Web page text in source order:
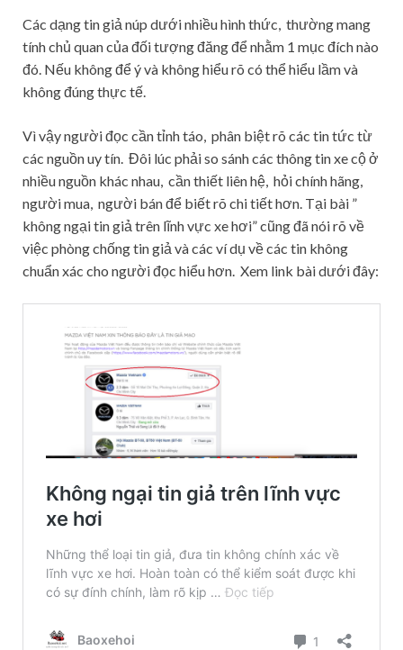
Các dạng tin giả núp dưới nhiều hình thức, thường mang
tính chủ quan của đối tượng đăng để nhằm 1 mục đích nào
đó. Nếu không để ý và không hiểu rõ có thể hiểu lầm và
không đúng thực tế.
Vì vậy người đọc cần tỉnh táo, phân biệt rõ các tin tức từ
các nguồn uy tín. Đôi lúc phải so sánh các thông tin xe cộ ở
nhiều nguồn khác nhau, cần thiết liên hệ, hỏi chính hãng,
người mua, người bán để biết rõ chi tiết hơn. Tại bài ”
không ngại tin giả trên lĩnh vực xe hơi” cũng đã nói rõ về
việc phòng chống tin giả và các ví dụ về các tin không
chuẩn xác cho người đọc hiểu hơn. Xem link bài dưới đây: